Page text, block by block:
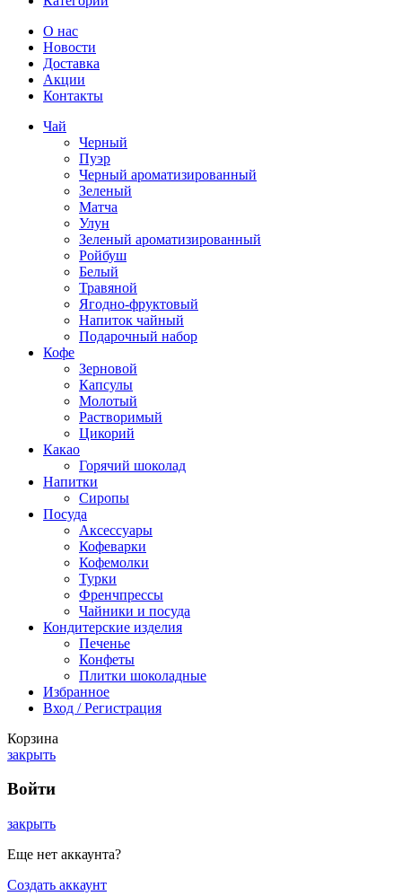
О нас
Новости
Доставка
Акции
Контакты
Чай
Черный
Пуэр
Черный ароматизированный
Зеленый
Матча
Улун
Зеленый ароматизированный
Ройбуш
Белый
Травяной
Ягодно-фруктовый
Напиток чайный
Подарочный набор
Кофе
Зерновой
Капсулы
Молотый
Растворимый
Цикорий
Какао
Горячий шоколад
Напитки
Сиропы
Посуда
Аксессуары
Кофеварки
Кофемолки
Турки
Френчпрессы
Чайники и посуда
Кондитерские изделия
Печенье
Конфеты
Плитки шоколадные
Избранное
Вход / Регистрация
Корзина
закрыть
Войти
закрыть
Еще нет аккаунта?
Создать аккаунт